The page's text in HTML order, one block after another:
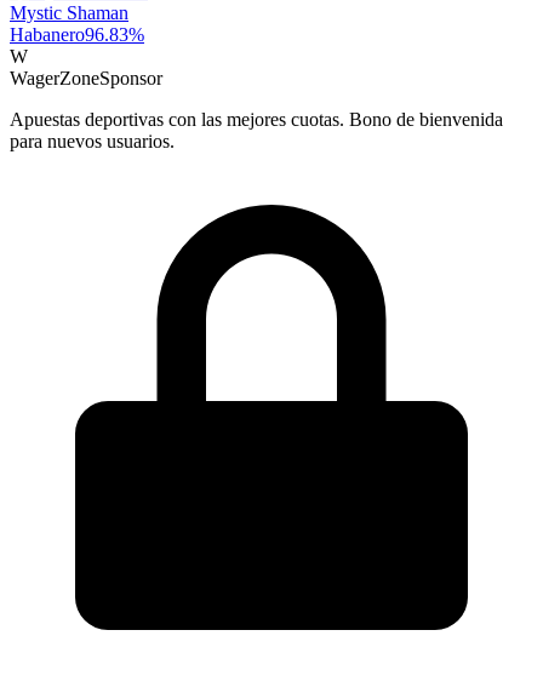
Mystic Shaman
Habanero96.83%
W
WagerZoneSponsor
Apuestas deportivas con las mejores cuotas. Bono de bienvenida
para nuevos usuarios.